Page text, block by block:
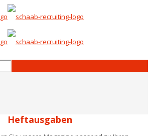
Heftausgaben